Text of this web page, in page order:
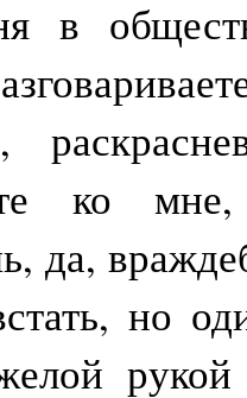
в
ко
да,
но